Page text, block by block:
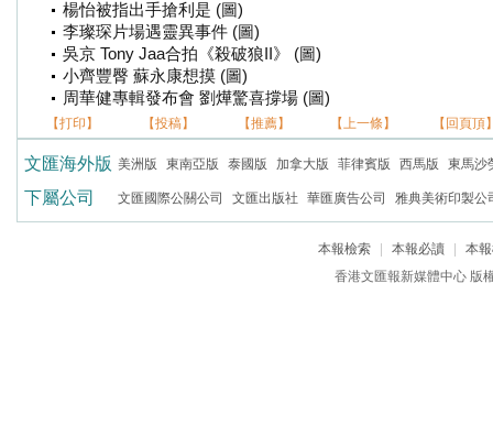
楊怡被指出手搶利是 (圖)
李璨琛片場遇靈異事件 (圖)
吳京 Tony Jaa合拍《殺破狼II》 (圖)
小齊豐臀 蘇永康想摸 (圖)
周華健專輯發布會 劉燁驚喜撐場 (圖)
【打印】 【投稿】 【推薦】 【上一條】 【回頁頂
文匯海外版 美洲版 東南亞版 泰國版 加拿大版 菲律賓版 西馬版 東馬沙
下屬公司 文匯國際公關公司 文匯出版社 華匯廣告公司 雅典美術印製公
本報檢索 本報必讀
本
香港文匯報新媒體中心 版